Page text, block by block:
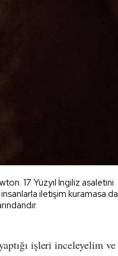
17. Yüzyıl İngiliz asaletini
iletişim kuramasa da
işleri inceleyelim ve